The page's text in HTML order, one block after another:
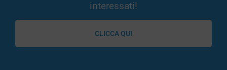
interessati!
CLICCA QUI